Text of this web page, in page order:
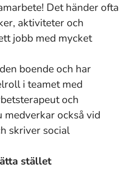
Det händer ofta
aktiviteter och
jobb med mycket
boende och har
i teamet med
och
också vid
skriver social
stället